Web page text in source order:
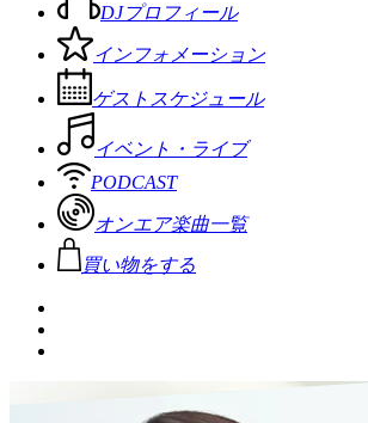
DJプロフィール
インフォメーション
ゲストスケジュール
イベント・ライブ
PODCAST
オンエア楽曲一覧
買い物をする